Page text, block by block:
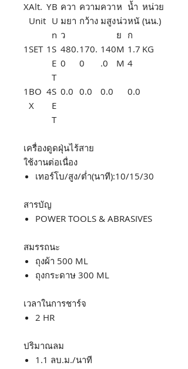
XAlt.
Unit
YB
U
n
ควา
มยา
ว
ความ
กว้าง
ควา
มสูง
ห
น่ว
ย
น้ำ
หนั
ก
หน่วย
(นน.)
1SET 1S
E
T
480.
0
170.
0
140
.0
M
M
1.7
4
KG
1 BO
X
4S
E
T
0.0 0.0 0.0 0.0
เครื่องดูดฝุ่นไร้สาย
ใช้งานต่อเนื่อง
เทอร์โบ/สูง/ต่ำ(นาที):10/15/30
สารบัญ
POWER TOOLS & ABRASIVES
สมรรถนะ
ถุงผ้า 500 ML
ถุงกระดาษ 300 ML
เวลาในการชาร์จ
2 HR
ปริมาณลม
1.1 ลบ.ม./นาที